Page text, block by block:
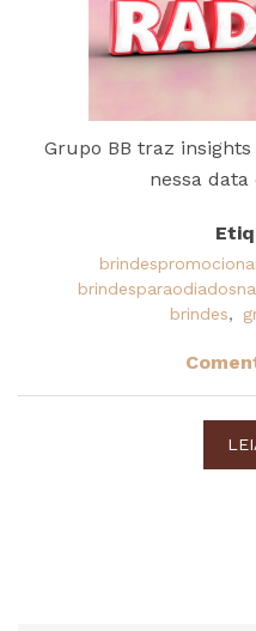
Grupo BB traz
nessa
brindes,